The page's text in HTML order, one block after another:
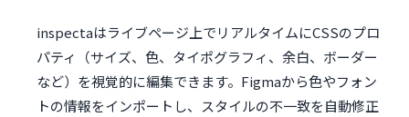
inspectaはライブページ上でリアルタイムにCSSのプロ
パティ（サイズ、色、タイポグラフィ、余白、ボーダー
など）を視覚的に編集できます。Figmaから色やフォン
トの情報をインポートし、スタイルの不一致を自動修正